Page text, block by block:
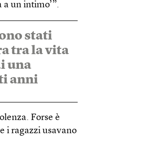
a un intimo’”.
stati
tra la vita
una
anni
Forse è
i ragazzi usavano